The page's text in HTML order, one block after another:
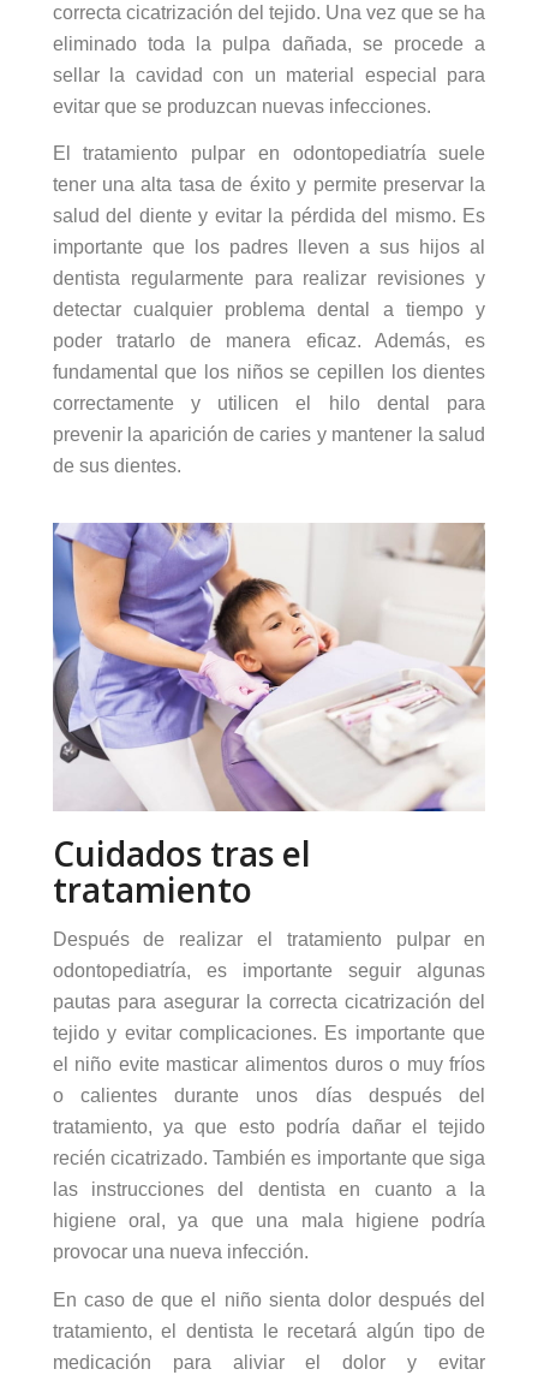
correcta cicatrización del tejido. Una vez que se ha
eliminado toda la pulpa dañada, se procede a
sellar la cavidad con un material especial para
evitar que se produzcan nuevas infecciones.
El tratamiento pulpar en odontopediatría suele
tener una alta tasa de éxito y permite preservar la
salud del diente y evitar la pérdida del mismo. Es
importante que los padres lleven a sus hijos al
dentista regularmente para realizar revisiones y
detectar cualquier problema dental a tiempo y
poder tratarlo de manera eficaz. Además, es
fundamental que los niños se cepillen los dientes
correctamente y utilicen el hilo dental para
prevenir la aparición de caries y mantener la salud
de sus dientes.
Cuidados tras el
tratamiento
Después de realizar el tratamiento pulpar en
odontopediatría, es importante seguir algunas
pautas para asegurar la correcta cicatrización del
tejido y evitar complicaciones. Es importante que
el niño evite masticar alimentos duros o muy fríos
o calientes durante unos días después del
tratamiento, ya que esto podría dañar el tejido
recién cicatrizado. También es importante que siga
las instrucciones del dentista en cuanto a la
higiene oral, ya que una mala higiene podría
provocar una nueva infección.
En caso de que el niño sienta dolor después del
tratamiento, el dentista le recetará algún tipo de
medicación para aliviar el dolor y evitar